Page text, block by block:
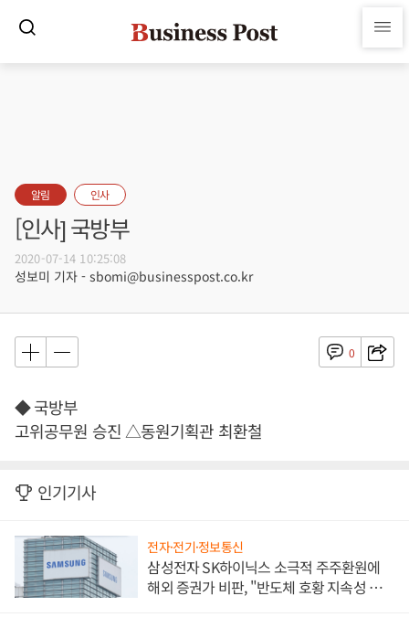
알림 인사
[인사] 국방부
2020-07-14 10:25:08
성보미 기자 - sbomi@businesspost.co.kr
0
◆ 국방부
고위공무원 승진 △동원기획관 최환철
인기기사
전자·전기·정보통신
삼성전자 SK하이닉스 소극적 주주환원에
해외 증권가 비판, "반도체 호황 지속성 의